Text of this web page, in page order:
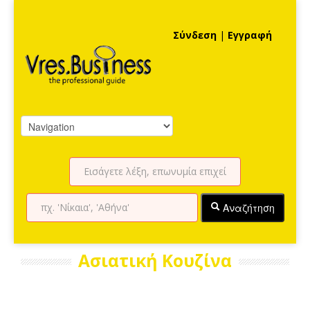
Σύνδεση | Εγγραφή
Αναζήτηση
Ασιατική Κουζίνα